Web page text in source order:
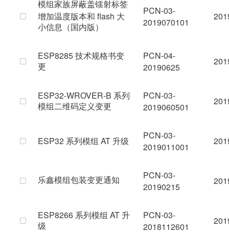
模组家族屏蔽盖镭射标签
增加温度版本和 flash 大
小信息（国内版）
PCN-03-
2019070101
ESP8285 技术规格书变
更
PCN-04-
20190625
ESP32-WROVER-B 系列
模组二维码定义变更
PCN-03-
2019060501
ESP32 系列模组 AT 升级
PCN-03-
2019011001
乐鑫模组包装变更通知
PCN-03-
20190215
ESP8266 系列模组 AT 升
级
PCN-03-
2018112601